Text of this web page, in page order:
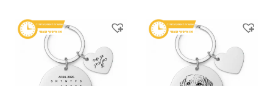
המקורי
היה:
₪ 239.
הנוכחי
הוא:
₪ 159.
המקורי
היה:
₪ 239.
הנוכחי
הוא:
₪ 159.